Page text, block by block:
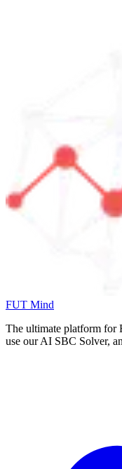
FUT Mind
The ultimate platform for
use our AI SBC Solver,